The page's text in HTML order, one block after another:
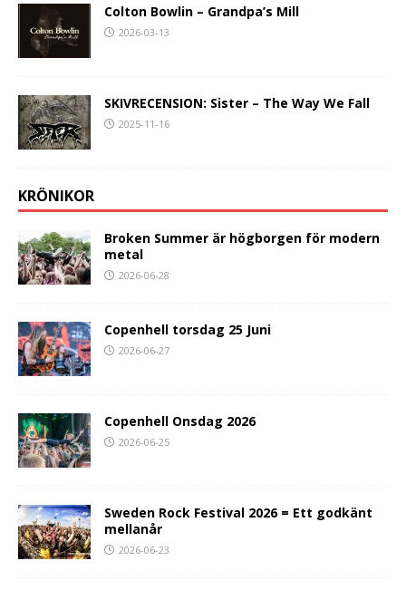
Colton Bowlin – Grandpa’s Mill
2026-03-13
SKIVRECENSION: Sister – The Way We Fall
2025-11-16
KRÖNIKOR
Broken Summer är högborgen för modern
metal
2026-06-28
Copenhell torsdag 25 Juni
2026-06-27
Copenhell Onsdag 2026
2026-06-25
Sweden Rock Festival 2026 = Ett godkänt
mellanår
2026-06-23